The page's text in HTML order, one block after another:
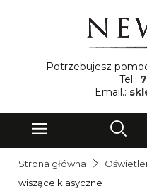
Potrzebujesz
Tel.:
Email.:
Strona główna
wiszące klasyczne